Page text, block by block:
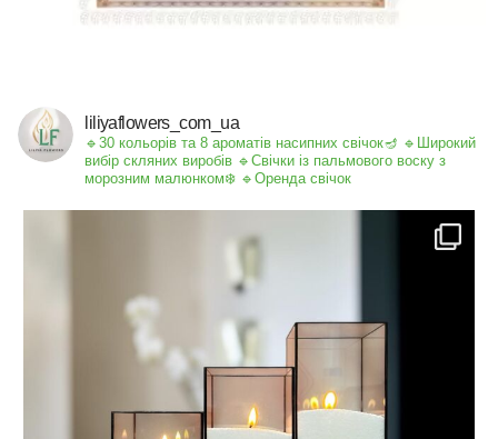
liliyaflowers_com_ua
🔹30 кольорів та 8 ароматів насипних свічок🪔 🔹Широкий
вибір скляних виробів 🔹Свічки із пальмового воску з
морозним малюнком❄️ 🔹Оренда свічок